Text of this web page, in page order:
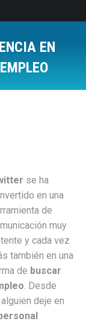
EN
se ha
en una
de
muy
y cada vez
también en una
de buscar
. Desde
deje en